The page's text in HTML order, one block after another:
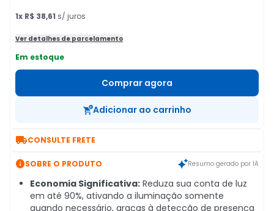
1x R$ 38,61 s/ juros
Ver detalhes de parcelamento
Em estoque
Comprar agora
Adicionar ao carrinho
CONSULTE FRETE
SOBRE O PRODUTO Resumo gerado por IA
Economia Significativa: Reduza sua conta de luz
em até 90%, ativando a iluminação somente
quando necessário, graças à detecção de presença